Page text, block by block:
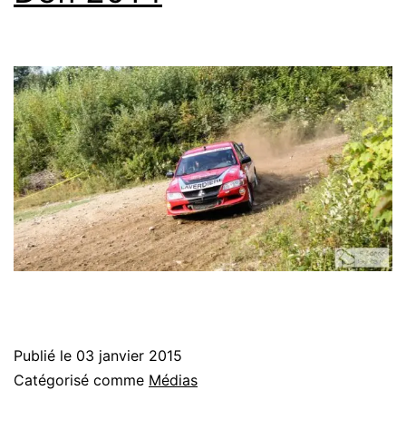
Publié le 03 janvier 2015
Catégorisé comme Médias